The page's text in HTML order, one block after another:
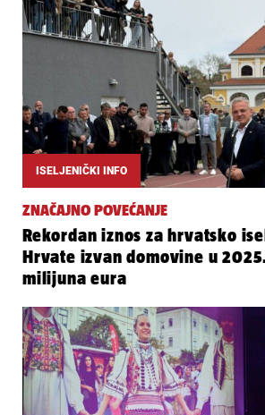
ISELJENIČKI INFO
ZNAČAJNO POVEĆANJE
Rekordan iznos za hrvatsko
Hrvate izvan domovine u
milijuna eura